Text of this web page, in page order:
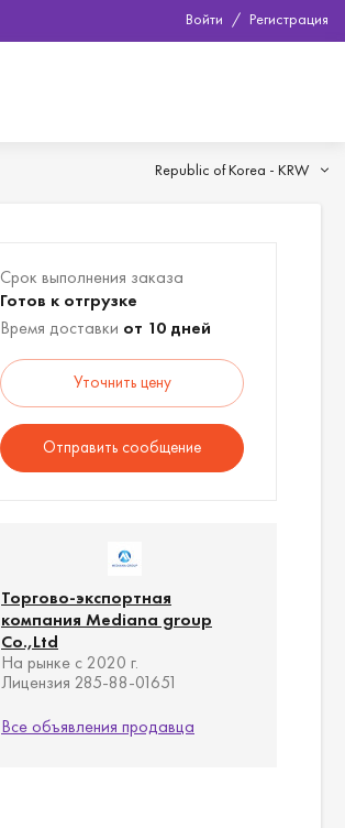
Войти / Регистрация
Republic of Korea - KRW
Срок выполнения заказа
Готов к отгрузке
Время доставки от 10 дней
Уточнить цену
Отправить сообщение
Торгово-экспортная
компания Mediana group
Co.,Ltd
На рынке с 2020 г.
Лицензия 285-88-01651
Все объявления продавца